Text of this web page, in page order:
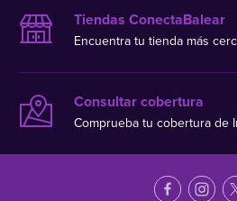
Tiendas ConectaBalear
Encuentra tu tienda más
Consultar cobertura
Comprueba tu cobertura de